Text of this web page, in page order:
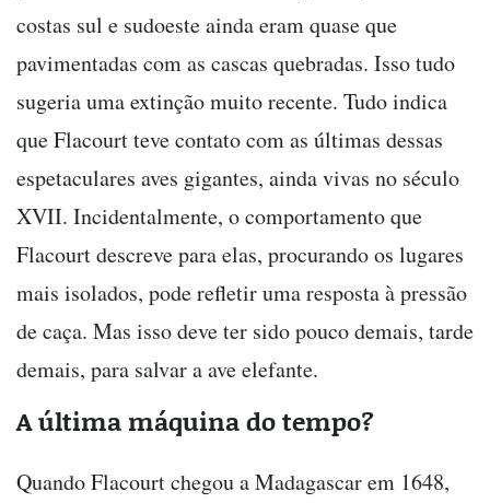
costas sul e sudoeste ainda eram quase que
pavimentadas com as cascas quebradas. Isso tudo
sugeria uma extinção muito recente. Tudo indica
que Flacourt teve contato com as últimas dessas
espetaculares aves gigantes, ainda vivas no século
XVII. Incidentalmente, o comportamento que
Flacourt descreve para elas, procurando os lugares
mais isolados, pode refletir uma resposta à pressão
de caça. Mas isso deve ter sido pouco demais, tarde
demais, para salvar a ave elefante.
A última máquina do tempo?
Quando Flacourt chegou a Madagascar em 1648,